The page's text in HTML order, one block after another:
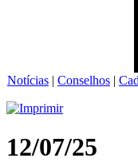
Notícias | Conselhos |
12/07/25